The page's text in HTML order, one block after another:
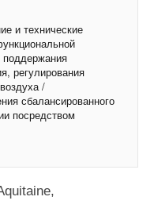
и технические
поддержания
регулирования
/
сбалансированного
посредством